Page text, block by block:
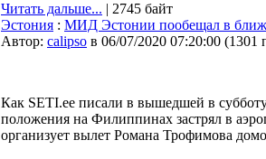
Читать дальше... | 2745 байт
Эстония : МИД Эстонии пообещал в
Автор: calipso в 06/07/2020 07:20:00 (1301
Как SETI.ee писали в вышедшей в
положения на Филиппинах застрял в
организует вылет Романа Трофимова